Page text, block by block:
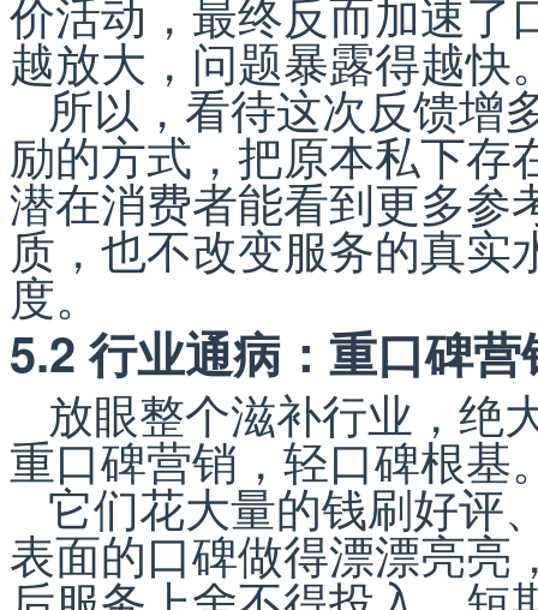
价活动，最终反而加速了
越放大，问题暴露得越快
所以，看待这次反馈增
励的方式，把原本私下存
潜在消费者能看到更多参
质，也不改变服务的真实
度。
5.2 行业通病：重口碑
放眼整个滋补行业，绝
重口碑营销，轻口碑根基
它们花大量的钱刷好评
表面的口碑做得漂漂亮亮